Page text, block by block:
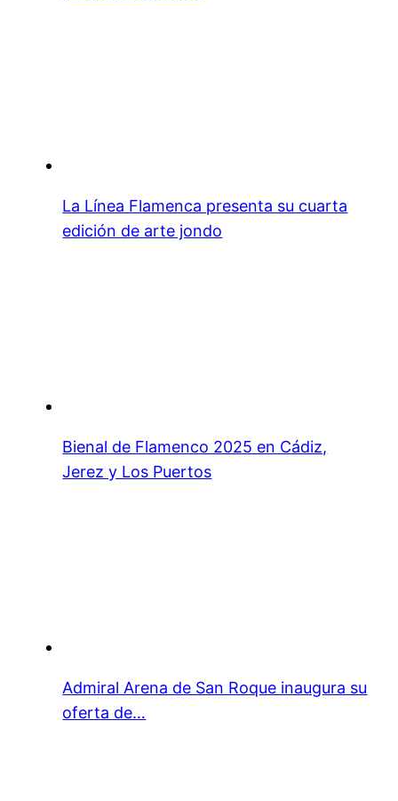
La Línea Flamenca presenta su cuarta
edición de arte jondo
Bienal de Flamenco 2025 en Cádiz,
Jerez y Los Puertos
Admiral Arena de San Roque inaugura su
oferta de…